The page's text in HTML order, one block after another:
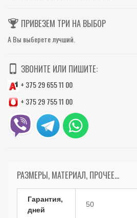
ПРИВЕЗЕМ ТРИ НА ВЫБОР
А Вы выберете лучший.
ЗВОНИТЕ ИЛИ ПИШИТЕ:
+ 375 29 655 11 00
+ 375 29 755 11 00
РАЗМЕРЫ, МАТЕРИАЛ, ПРОЧЕЕ...
Гарантия,
дней
50